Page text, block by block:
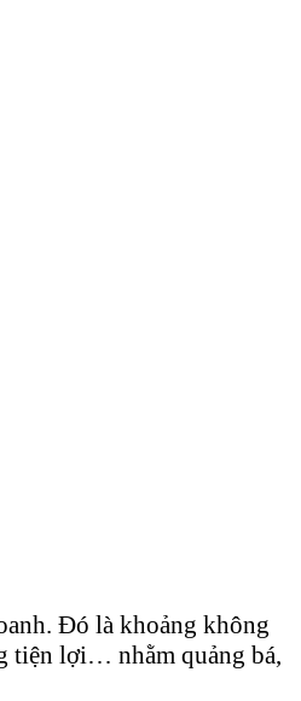
Đó là khoảng không
tiện lợi… nhằm quảng bá,